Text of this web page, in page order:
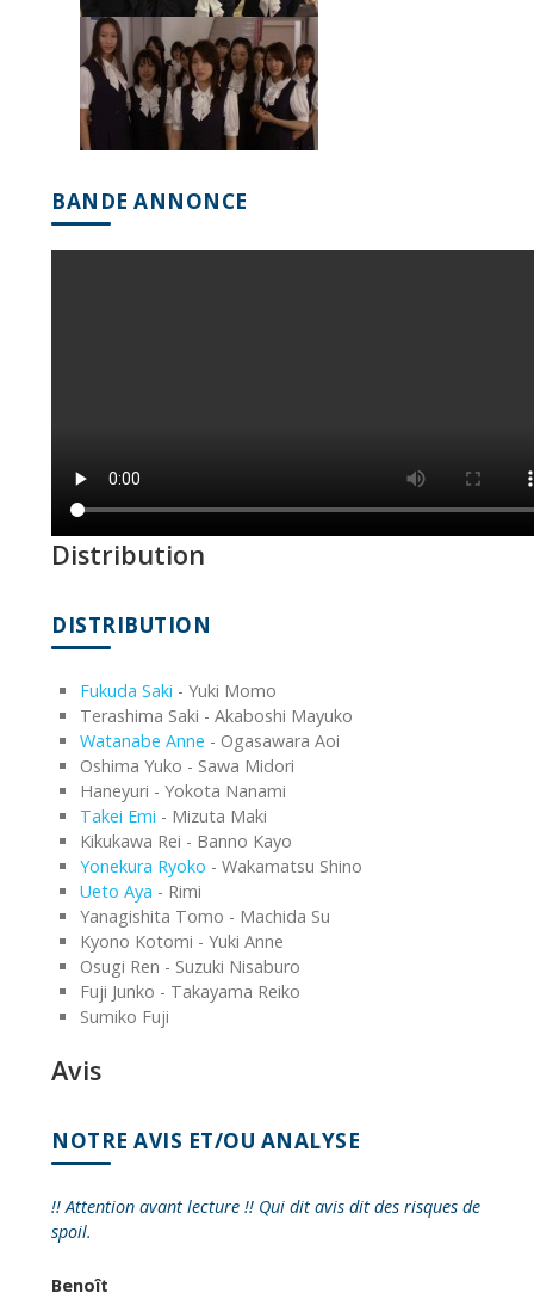
BANDE ANNONCE
Distribution
DISTRIBUTION
Fukuda Saki - Yuki Momo
Terashima Saki - Akaboshi Mayuko
Watanabe Anne - Ogasawara Aoi
Oshima Yuko - Sawa Midori
Haneyuri - Yokota Nanami
Takei Emi - Mizuta Maki
Kikukawa Rei - Banno Kayo
Yonekura Ryoko - Wakamatsu Shino
Ueto Aya - Rimi
Yanagishita Tomo - Machida Su
Kyono Kotomi - Yuki Anne
Osugi Ren - Suzuki Nisaburo
Fuji Junko - Takayama Reiko
Sumiko Fuji
Avis
NOTRE AVIS ET/OU ANALYSE
!! Attention avant lecture !! Qui dit avis dit des risques de
spoil.
Benoît